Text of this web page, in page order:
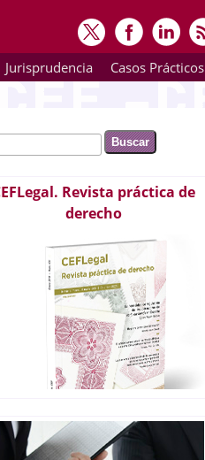
Jurisprudencia Casos Prácticos
de búsqueda
Revista práctica de
derecho